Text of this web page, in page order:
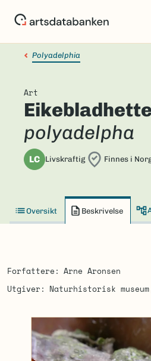
Polyadelphia
Art
Eikebladhette
polyadelpha
LC Livskraftig Finnes i
Oversikt Beskrivelse
Forfattere
Arne Aronsen
Utgiver
Naturhistorisk